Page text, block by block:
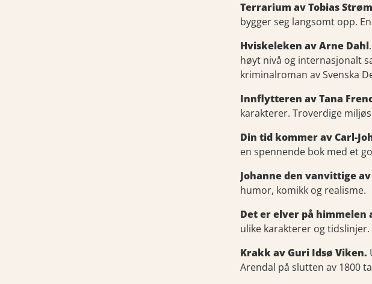
Terrarium av Tobias
bygger seg langsomt opp.
Hviskeleken av Arne Dahl
høyt nivå og internasjonalt
kriminalroman av Svenska
Innflytteren av Tana
karakterer. Troverdige
Din tid kommer av Carl-
en spennende bok med et
Johanne den vanvittige
humor, komikk og realisme.
Det er elver på himmelen
ulike karakterer og tidslinjer.
Krakk av Guri Idsø Viken.
Arendal på slutten av 1800